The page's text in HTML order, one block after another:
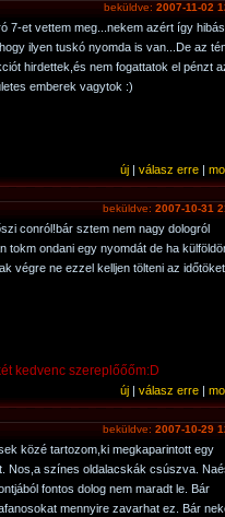
beküldve: 2007-11-02
7-et vettem meg...nekem azért így
ilyen tuskó nyomda is van...De az
hirdettek,és nem fogattatok el pénzt
emberek vagytok :)
új | válasz erre |
beküldve: 2007-10-31
conról!bár sztem nem nagy dologról
tokm ondani egy nyomdát de ha
végre ne ezzel kelljen tölteni az időtöket.
kedvenc szereplőőőm:D
új | válasz erre |
beküldve: 2007-10-29
közé tartozom,ki megkaparintott egy
Nos,a színes oldalacskák csúszva.
fontos dolog nem maradt le. Bár
mennyire zavarhat ez. Bár